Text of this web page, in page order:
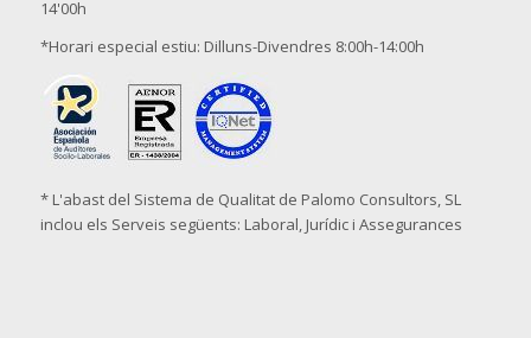
14'00h
*Horari especial estiu: Dilluns-Divendres 8:00h-14:00h
* L'abast del Sistema de Qualitat de Palomo Consultors, SL
inclou els Serveis següents: Laboral, Jurídic i Assegurances